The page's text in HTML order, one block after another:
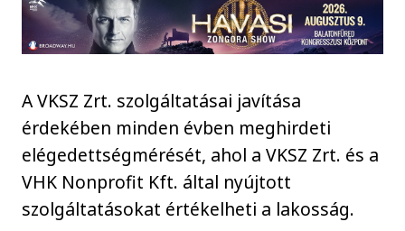
A VKSZ Zrt. szolgáltatásai javítása
érdekében minden évben meghirdeti
elégedettségmérését, ahol a VKSZ Zrt. és a
VHK Nonprofit Kft. által nyújtott
szolgáltatásokat értékelheti a lakosság.